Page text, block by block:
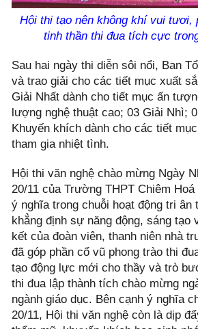
Hội thi tạo nên không khí vui tươi,
tinh thần thi đua tích cực
Sau hai ngày thi diễn sôi nổi, Ban
và trao giải cho các tiết mục xuất
Giải Nhất dành cho tiết mục ấn
lượng nghệ thuật cao; 03 Giải Nhì;
Khuyến khích dành cho các tiết
tham gia nhiệt tình.
Hội thi văn nghệ chào mừng Ngày
20/11 của Trường THPT Chiêm
ý nghĩa trong chuỗi hoạt động tri ân
khẳng định sự năng động, sáng tạo
kết của đoàn viên, thanh niên nhà
đã góp phần cổ vũ phong trào thi
tạo động lực mới cho thầy và trò
thi đua lập thành tích chào mừng
ngành giáo dục. Bên cạnh ý nghĩa
20/11, Hội thi văn nghệ còn là dịp